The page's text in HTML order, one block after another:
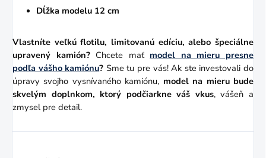
Dĺžka modelu 12 cm
Vlastníte veľkú flotilu, limitovanú edíciu, alebo špeciálne
upravený kamión?Chcete mať model na mieru presne
podľa vášho kamiónu? Sme tu pre vás! Ak ste investovali do
úpravy svojho vysnívaného kamiónu, model na mieru bude
skvelým doplnkom, ktorý podčiarkne váš vkus, vášeň a
zmysel pre detail.